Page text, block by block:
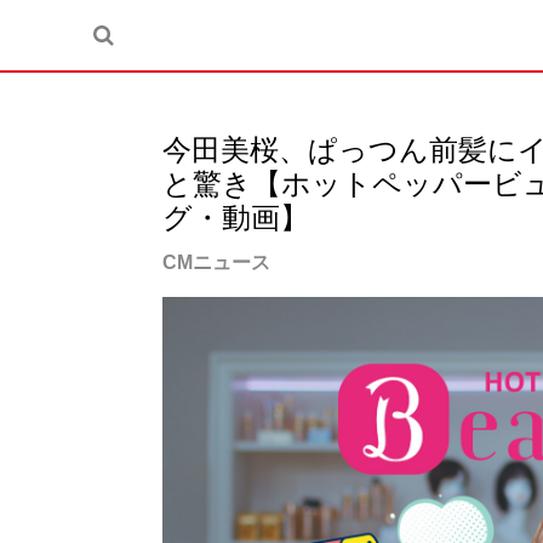
今田美桜、ぱっつん前髪に
と驚き【ホットペッパービ
グ・動画】
CMニュース